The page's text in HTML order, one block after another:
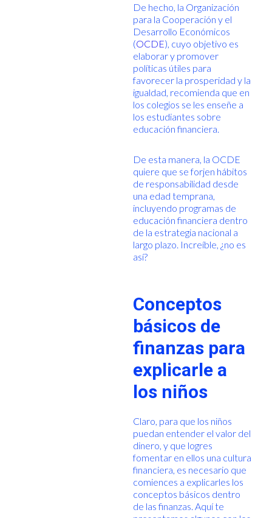
De hecho, la Organización
para la Cooperación y el
Desarrollo Económicos
(OCDE), cuyo objetivo es
elaborar y promover
políticas útiles para
favorecer la prosperidad y la
igualdad, recomienda que en
los colegios se les enseñe a
los estudiantes sobre
educación financiera.
De esta manera, la OCDE
quiere que se forjen hábitos
de responsabilidad desde
una edad temprana,
incluyendo programas de
educación financiera dentro
de la estrategia nacional a
largo plazo. Increíble, ¿no es
así?
Conceptos
básicos de
finanzas para
explicarle a
los niños
Claro, para que los niños
puedan entender el valor del
dinero, y que logres
fomentar en ellos una cultura
financiera, es necesario que
comiences a explicarles los
conceptos básicos dentro
de las finanzas. Aquí te